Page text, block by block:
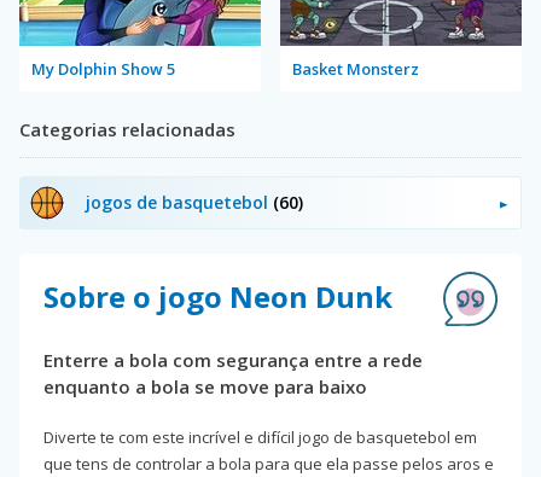
My Dolphin Show 5 Basket Monsterz
Categorias relacionadas
jogos de basquetebol (60)
Sobre o jogo Neon Dunk
Enterre a bola com segurança entre a rede
enquanto a bola se move para baixo
Diverte te com este incrível e difícil jogo de basquetebol em
que tens de controlar a bola para que ela passe pelos aros e